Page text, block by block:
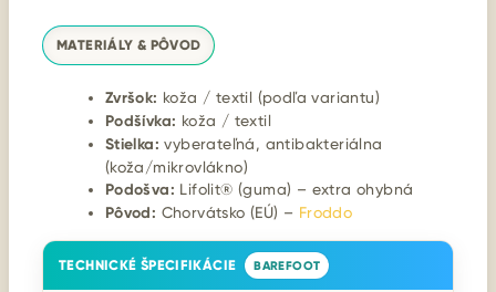
MATERIÁLY & PÔVOD
Zvršok: koža / textil (podľa variantu)
Podšívka: koža / textil
Stielka: vyberateľná, antibakteriálna
(koža/mikrovlákno)
Podošva: Lifolit® (guma) – extra ohybná
Pôvod: Chorvátsko (EÚ) – Froddo
TECHNICKÉ ŠPECIFIKÁCIE BAREFOOT